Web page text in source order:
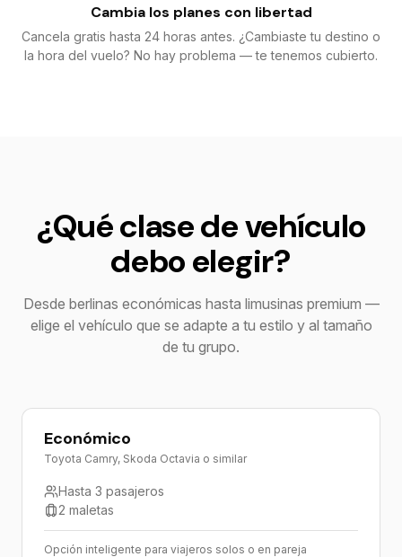
Cambia los planes con libertad
Cancela gratis hasta 24 horas antes. ¿Cambiaste tu destino o
la hora del vuelo? No hay problema — te tenemos cubierto.
¿Qué clase de vehículo
debo elegir?
Desde berlinas económicas hasta limusinas premium —
elige el vehículo que se adapte a tu estilo y al tamaño
de tu grupo.
Económico
Toyota Camry, Skoda Octavia o similar
Hasta 3 pasajeros
2 maletas
Opción inteligente para viajeros solos o en pareja